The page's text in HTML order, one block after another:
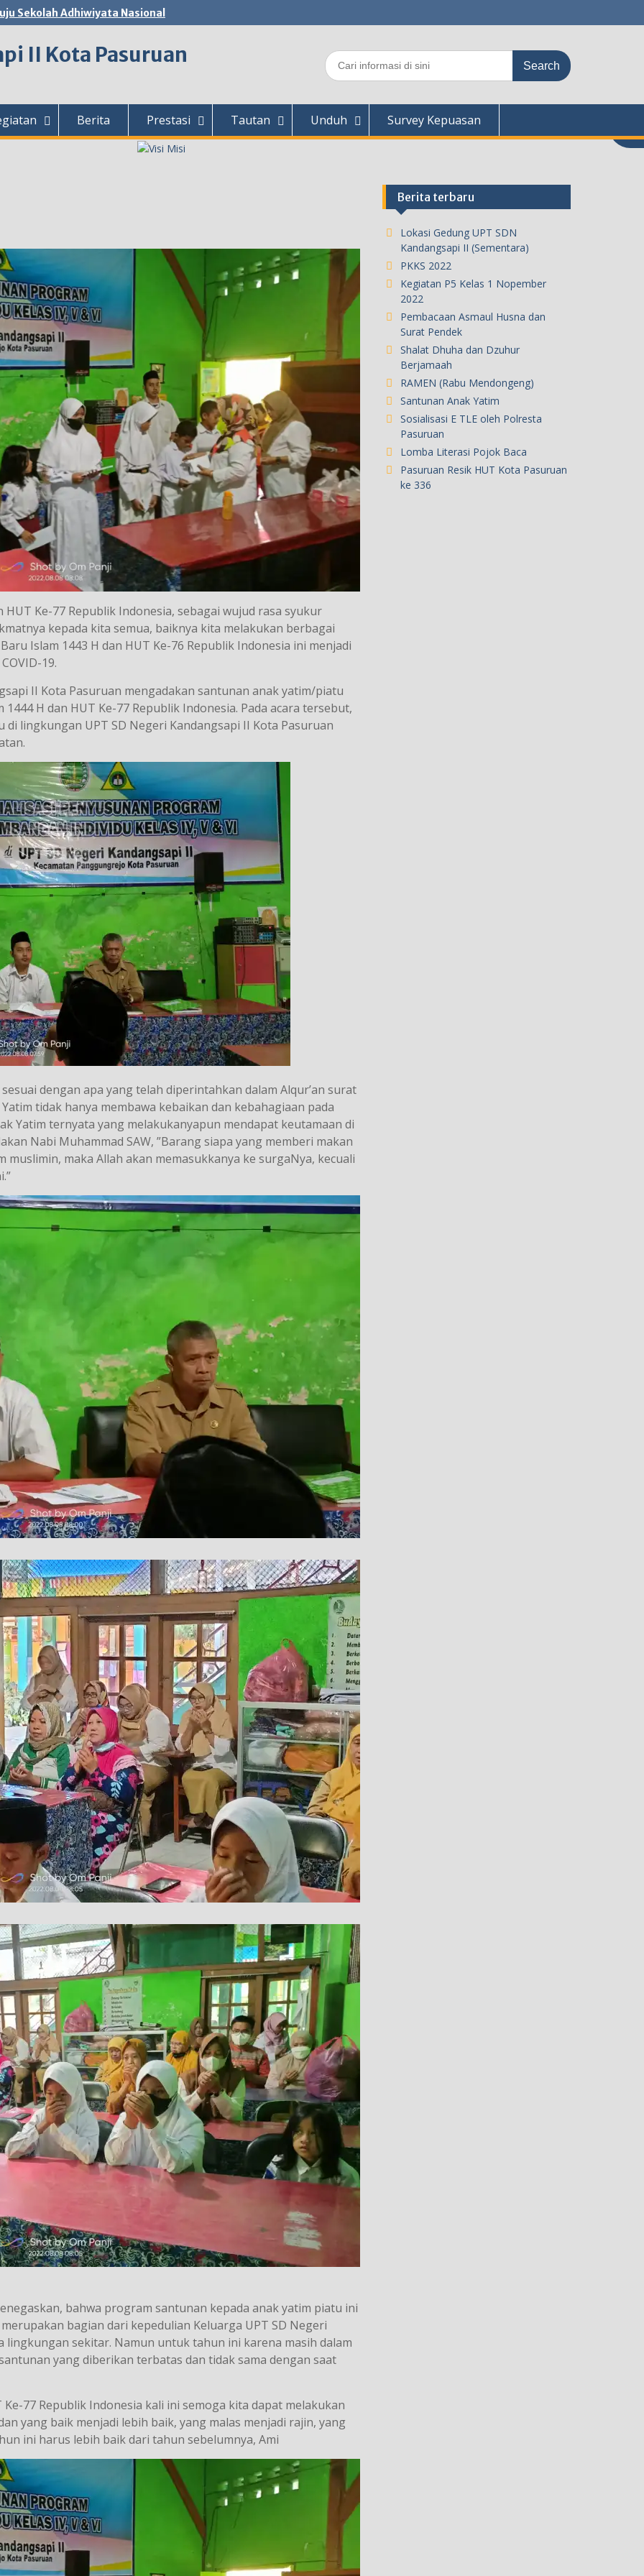
Sekolah Adhiwiyata Nasional
II Kota Pasuruan
Search
for:
Berita Prestasi Tautan Unduh Survey Kepuasan
Ke-77 Republik Indonesia, sebagai wujud rasa syukur
kepada kita semua, baiknya kita melakukan berbagai
Islam 1443 H dan HUT Ke-76 Republik Indonesia ini menjadi
19.
II Kota Pasuruan mengadakan santunan anak yatim/piatu
H dan HUT Ke-77 Republik Indonesia. Pada acara tersebut,
lingkungan UPT SD Negeri Kandangsapi II Kota Pasuruan
dengan apa yang telah diperintahkan dalam Alqur’an surat
tidak hanya membawa kebaikan dan kebahagiaan pada
Yatim ternyata yang melakukanyapun mendapat keutamaan di
Nabi Muhammad SAW, ”Barang siapa yang memberi makan
maka Allah akan memasukkanya ke surgaNya, kecuali
bahwa program santunan kepada anak yatim piatu ini
bagian dari kepedulian Keluarga UPT SD Negeri
lingkungan sekitar. Namun untuk tahun ini karena masih dalam
yang diberikan terbatas dan tidak sama dengan saat
77 Republik Indonesia kali ini semoga kita dapat melakukan
yang baik menjadi lebih baik, yang malas menjadi rajin, yang
ini harus lebih baik dari tahun sebelumnya, Ami
Berita terbaru
Lokasi Gedung UPT SDN
Kandangsapi II (Sementara)
PKKS 2022
Kegiatan P5 Kelas 1 Nopember
2022
Pembacaan Asmaul Husna dan
Surat Pendek
Shalat Dhuha dan Dzuhur
Berjamaah
RAMEN (Rabu Mendongeng)
Santunan Anak Yatim
Sosialisasi E TLE oleh Polresta
Pasuruan
Lomba Literasi Pojok Baca
Pasuruan Resik HUT Kota Pasuruan
ke 336